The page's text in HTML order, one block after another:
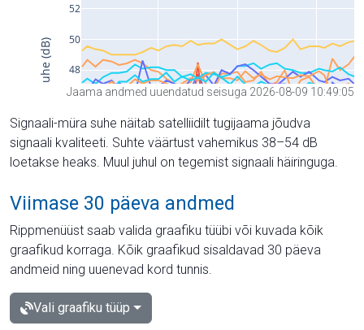
Jaama andmed uuendatud seisuga 2026-08-09 10:49:05
Signaali-müra suhe näitab satelliidilt tugijaama jõudva
signaali kvaliteeti. Suhte väärtust vahemikus 38–54 dB
loetakse heaks. Muul juhul on tegemist signaali häiringuga.
Viimase 30 päeva andmed
Rippmenüüst saab valida graafiku tüübi või kuvada kõik
graafikud korraga. Kõik graafikud sisaldavad 30 päeva
andmeid ning uuenevad kord tunnis.
Vali graafiku tüüp